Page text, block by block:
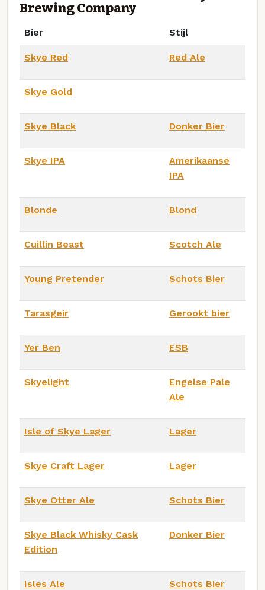
Brewing Company
Bier Stijl
Skye Red Red Ale
Skye Gold
Skye Black Donker Bier
Skye IPA
Amerikaanse
IPA
Blonde Blond
Cuillin Beast Scotch Ale
Young Pretender Schots Bier
Tarasgeir Gerookt bier
Yer Ben ESB
Skyelight
Engelse Pale
Ale
Isle of Skye Lager Lager
Skye Craft Lager Lager
Skye Otter Ale Schots Bier
Skye Black Whisky Cask
Edition
Donker Bier
Isles Ale Schots Bier